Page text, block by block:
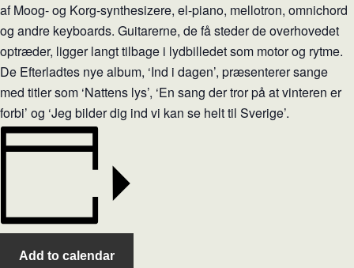
af Moog- og Korg-synthesizere, el-piano, mellotron, omnichord
og andre keyboards. Guitarerne, de få steder de overhovedet
optræder, ligger langt tilbage i lydbilledet som motor og rytme.
De Efterladtes nye album, ‘Ind i dagen’, præsenterer sange
med titler som ‘Nattens lys’, ‘En sang der tror på at vinteren er
forbi’ og ‘Jeg bilder dig ind vi kan se helt til Sverige’.
Add to calendar